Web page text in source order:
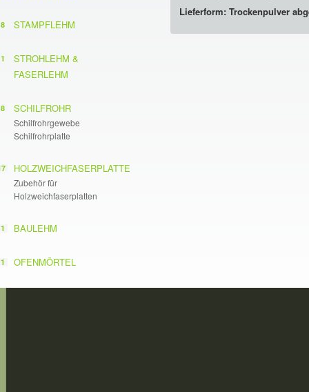
8 STAMPFLEHM
1
STROHLEHM &
FASERLEHM
8 SCHILFROHR
Schilfrohrgewebe
Schilfrohrplatte
HOLZWEICHFASERPLATTE
Zubehör für
Holzweichfaserplatten
1 BAULEHM
1 OFENMÖRTEL
Lieferform: Trockenpulver